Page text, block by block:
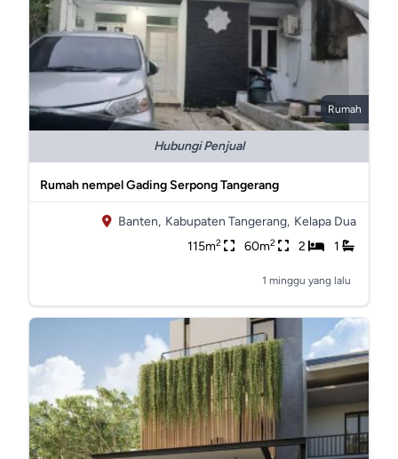
Rumah
Hubungi Penjual
Rumah nempel Gading Serpong Tangerang
Banten, Kabupaten Tangerang, Kelapa Dua
115m2 60m2 2 1
1 minggu yang lalu